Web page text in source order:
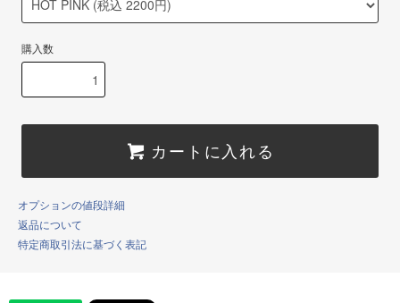
購入数
カートに入れる
オプションの値段詳細
返品について
特定商取引法に基づく表記